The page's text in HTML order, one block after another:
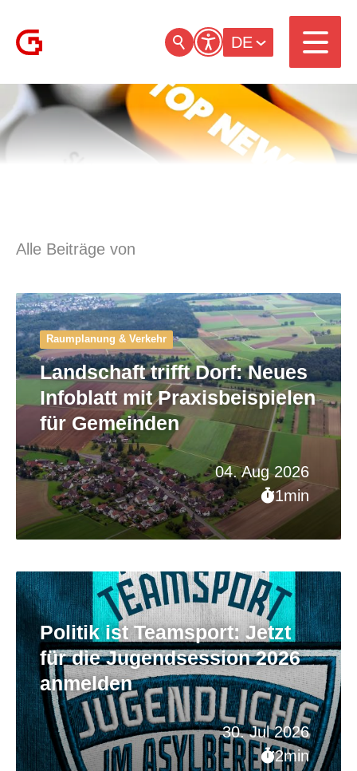
DE
Alle Beiträge von
04. Aug 2026
1min
Raumplanung & Verkehr
Landschaft trifft Dorf: Neues
Infoblatt mit Praxisbeispielen
für Gemeinden
30. Jul 2026
2min
Politik ist Teamsport: Jetzt
für die Jugendsession 2026
anmelden